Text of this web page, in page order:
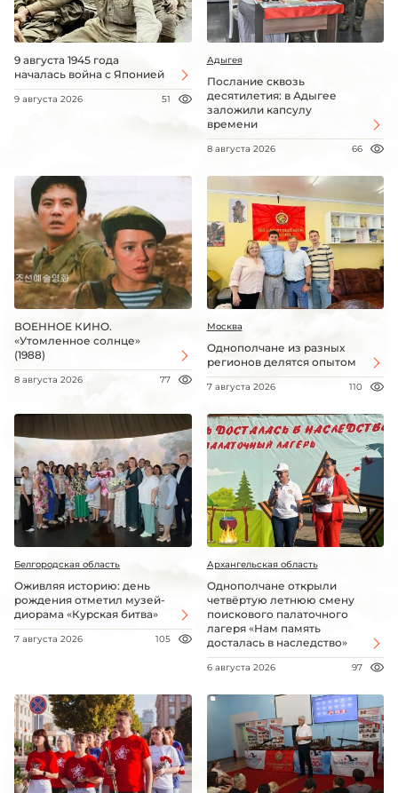
9 августа 1945 года
началась война с Японией
9 августа 2026 51
Адыгея
Послание сквозь
десятилетия: в Адыгее
заложили капсулу
времени
8 августа 2026 66
ВОЕННОЕ КИНО.
«Утомленное солнце»
(1988)
8 августа 2026 77
Москва
Однополчане из разных
регионов делятся опытом
7 августа 2026 110
Белгородская область
Оживляя историю: день
рождения отметил музей-
диорама «Курская битва»
7 августа 2026 105
Архангельская область
Однополчане открыли
четвёртую летнюю смену
поискового палаточного
лагеря «Нам память
досталась в наследство»
6 августа 2026 97